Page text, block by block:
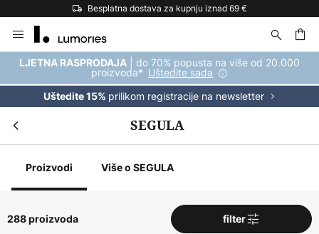
Besplatna dostava za kupnju iznad 69 €
to
Content
LJETNA RASPRODAJA | do 70% popusta na više od 20.000
proizvoda* Uštedite sada
Uštedite 15% prilikom registracije na newsletter
SEGULA
Proizvodi Više o SEGULA
288 proizvoda filter